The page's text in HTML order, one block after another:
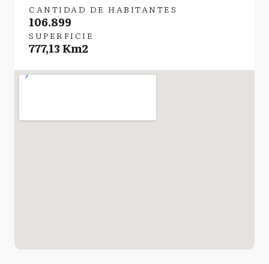
CANTIDAD DE HABITANTES
106.899
SUPERFICIE
777,13 Km2